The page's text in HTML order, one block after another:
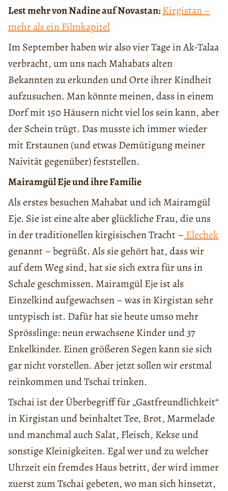
Lest mehr von Nadine auf Novastan:Kirgistan –
mehr als ein Filmkapitel
Im September haben wir also vier Tage in Ak-Talaa
verbracht, um uns nach Mahabats alten
Bekannten zu erkunden und Orte ihrer Kindheit
aufzusuchen. Man könnte meinen, dass in einem
Dorf mit 150 Häusern nicht viel los sein kann, aber
der Schein trügt. Das musste ich immer wieder
mit Erstaunen (und etwas Demütigung meiner
Naivität gegenüber) feststellen.
Mairamgül Eje und ihre Familie
Als erstes besuchen Mahabat und ich Mairamgül
Eje. Sie ist eine alte aber glückliche Frau, die uns
in der traditionellen kirgisischen Tracht – Elechek
genannt – begrüßt. Als sie gehört hat, dass wir
auf dem Weg sind, hat sie sich extra für uns in
Schale geschmissen. Mairamgül Eje ist als
Einzelkind aufgewachsen – was in Kirgistan sehr
untypisch ist. Dafür hat sie heute umso mehr
Sprösslinge: neun erwachsene Kinder und 37
Enkelkinder. Einen größeren Segen kann sie sich
gar nicht vorstellen. Aber jetzt sollen wir erstmal
reinkommen und Tschai trinken.
Tschai ist der Überbegriff für „Gastfreundlichkeit“
in Kirgistan und beinhaltet Tee, Brot, Marmelade
und manchmal auch Salat, Fleisch, Kekse und
sonstige Kleinigkeiten. Egal wer und zu welcher
Uhrzeit ein fremdes Haus betritt, der wird immer
zuerst zum Tschai gebeten, wo man sich hinsetzt,